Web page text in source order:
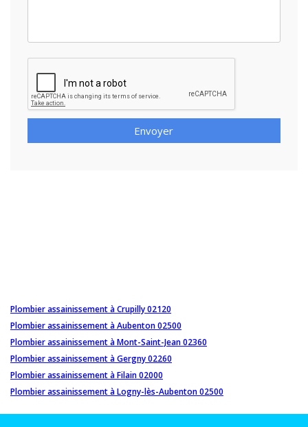
Envoyer
Plombier assainissement à Crupilly 02120
Plombier assainissement à Aubenton 02500
Plombier assainissement à Mont-Saint-Jean 02360
Plombier assainissement à Gergny 02260
Plombier assainissement à Filain 02000
Plombier assainissement à Logny-lès-Aubenton 02500